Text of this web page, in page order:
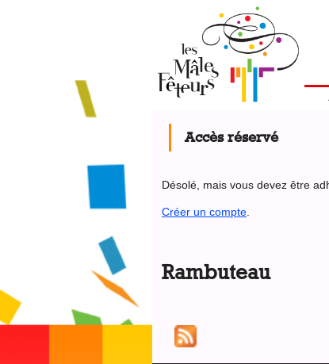
Menu
Utilisateur
Accès réservé
Désolé, mais vous devez être
Créer un compte.
top
Rambuteau